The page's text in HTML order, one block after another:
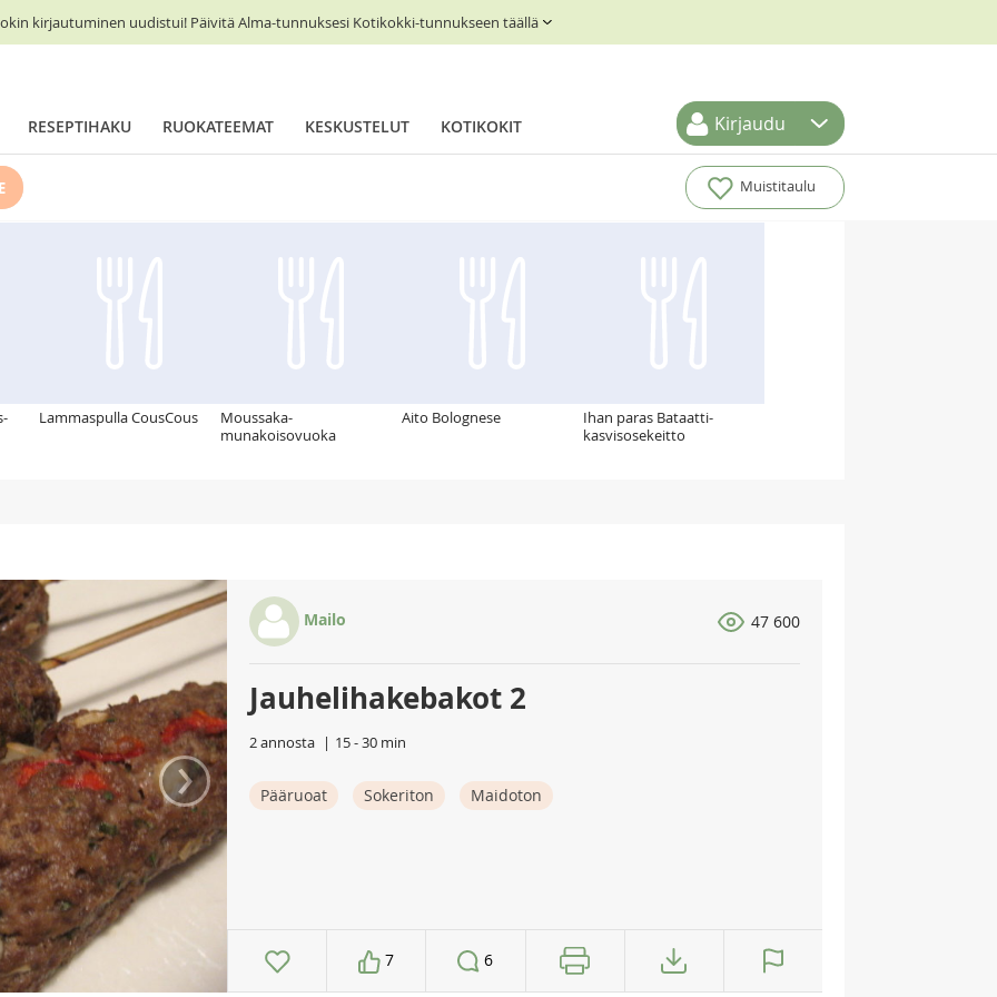
kirjautuminen uudistui! Päivitä Alma-tunnuksesi Kotikokki-tunnukseen täällä
RESEPTIHAKU RUOKATEEMAT KESKUSTELUT KOTIKOKIT Kirjaudu
Muistitaulu
Lammaspulla CousCous
Moussaka-
munakoisovuoka
Aito Bolognese
Ihan paras Bataatti-
kasvisosekeitto
›
Mailo 47 600
Jauhelihakebakot 2
2 annosta 15 - 30 min
Pääruoat Sokeriton Maidoton
7 6